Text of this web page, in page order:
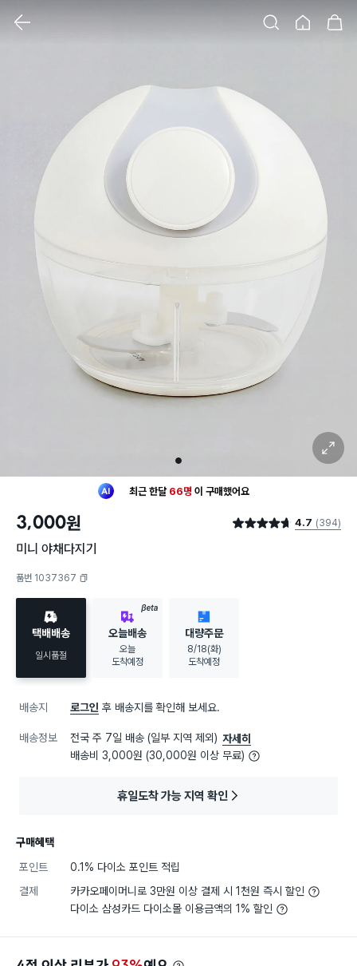
1
확대 보기
최근 한달 66명 이 구매했어요
구매했어요
3,000원 별점 4.7점 4.7 (394)
미니 야채다지기
품번 1037367
택배배송
일시품절
BETA
오늘배송
오늘
도착예정
대량주문
8/18(화)
도착예정
배송지 로그인 후 배송지를 확인해 보세요.
배송정보 전국 주 7일 배송 (일부 지역 제외) 자세히
배송비 3,000원 (30,000원 이상 무료)
휴일도착 가능 지역 확인
구매혜택
포인트
0.1% 다이소 포인트 적립
결제
카카오페이머니로 3만원 이상 결제 시 1천원 즉시 할인
다이소 삼성카드 다이소몰 이용금액의 1% 할인